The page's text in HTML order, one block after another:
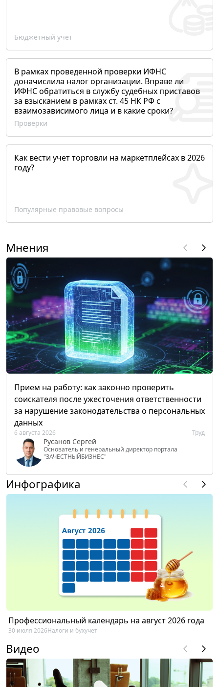
Бюджетный учет
В рамках проведенной проверки ИФНС
доначислила налог организации. Вправе ли
ИФНС обратиться в службу судебных приставов
за взысканием в рамках ст. 45 НК РФ с
взаимозависимого лица и в какие сроки?
Проверки
Как вести учет торговли на маркетплейсах в 2026
году?
Популярные правовые вопросы
Мнения
Прием на работу: как законно проверить
соискателя после ужесточения ответственности
за нарушение законодательства о персональных
данных
6 августа 2026 Труд
Русанов Сергей
Основатель и генеральный директор портала
"ЗАЧЕСТНЫЙБИЗНЕС"
Инфографика
Профессиональный календарь на август 2026 года
30 июля 2026Налоги и бухучет
Видео